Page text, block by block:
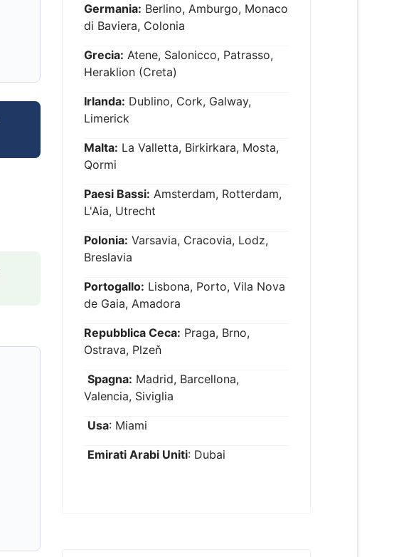
Germania: Berlino, Amburgo, Monaco
di Baviera, Colonia
Grecia: Atene, Salonicco, Patrasso,
Heraklion (Creta)
Irlanda: Dublino, Cork, Galway,
Limerick
Malta: La Valletta, Birkirkara, Mosta,
Qormi
Paesi Bassi: Amsterdam, Rotterdam,
L'Aia, Utrecht
Polonia: Varsavia, Cracovia, Lodz,
Breslavia
Portogallo: Lisbona, Porto, Vila Nova
de Gaia, Amadora
Repubblica Ceca: Praga, Brno,
Ostrava, Plzeň
Spagna: Madrid, Barcellona,
Valencia, Siviglia
Usa: Miami
Emirati Arabi Uniti: Dubai